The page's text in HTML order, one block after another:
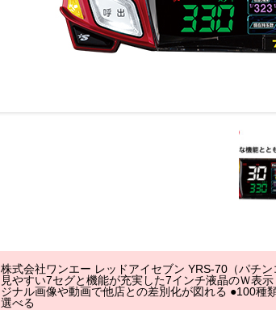
株式会社ワンエー レッドアイセブン YRS-70（パチ
見やすい7セグと機能が充実した7インチ液晶のＷ表
ジナル画像や動画で他店との差別化が図れる ●100種
選べる